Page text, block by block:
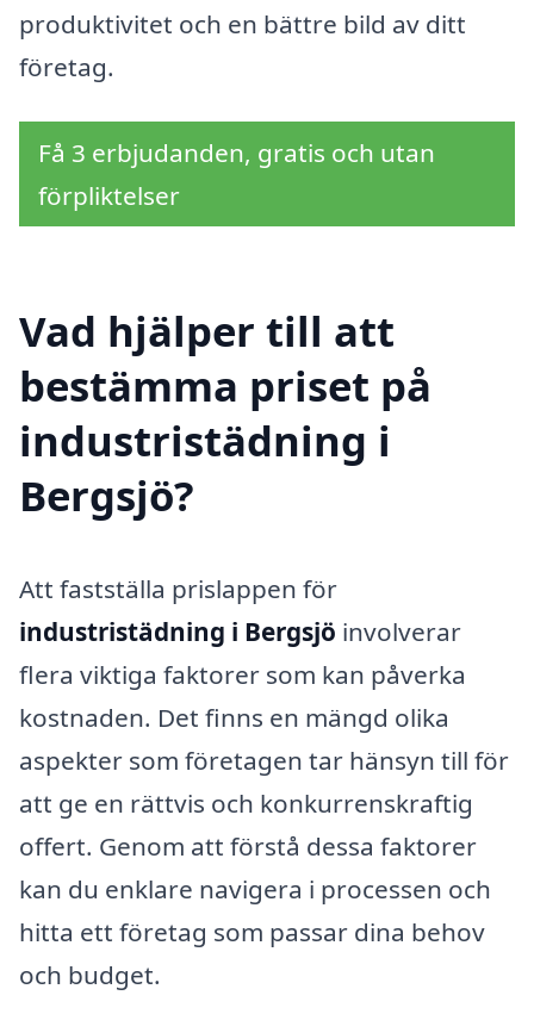
produktivitet och en bättre bild av ditt
företag.
Få 3 erbjudanden, gratis och utan
förpliktelser
Vad hjälper till att
bestämma priset på
industristädning i
Bergsjö?
Att fastställa prislappen för
industristädning i Bergsjö involverar
flera viktiga faktorer som kan påverka
kostnaden. Det finns en mängd olika
aspekter som företagen tar hänsyn till för
att ge en rättvis och konkurrenskraftig
offert. Genom att förstå dessa faktorer
kan du enklare navigera i processen och
hitta ett företag som passar dina behov
och budget.